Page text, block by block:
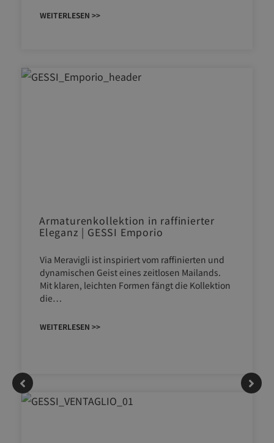
WEITERLESEN >>
Armaturenkollektion in raffinierter
Eleganz | GESSI Emporio
Via Meravigli ist inspiriert vom raffinierten und
dynamischen Geist eines zeitlosen Mailands.
Mit klaren, leichten Formen fängt die Kollektion
die…
WEITERLESEN >>